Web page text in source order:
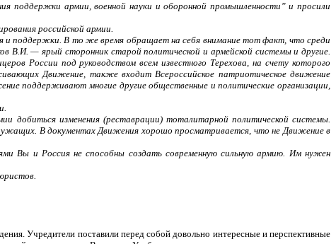
поддержки армии, военной науки и оборонной промышленности” и просили
российской армии.
и поддержки. В то же время обращает на себя внимание тот факт, что среди
— ярый сторонник старой политической и армейской системы и другие.
России под руководством всем известного Терехова, на счету которого
Движение, также входит Всероссийское патриотическое движение
поддерживают многие другие общественные и политические организации,
добиться изменения (реставрации) тоталитарной политической системы.
В документах Движения хорошо просматривается, что не Движение в
Вы и Россия не способны создать современную сильную армию. Им нужен
Учредители поставили перед собой довольно интересные и перспективные